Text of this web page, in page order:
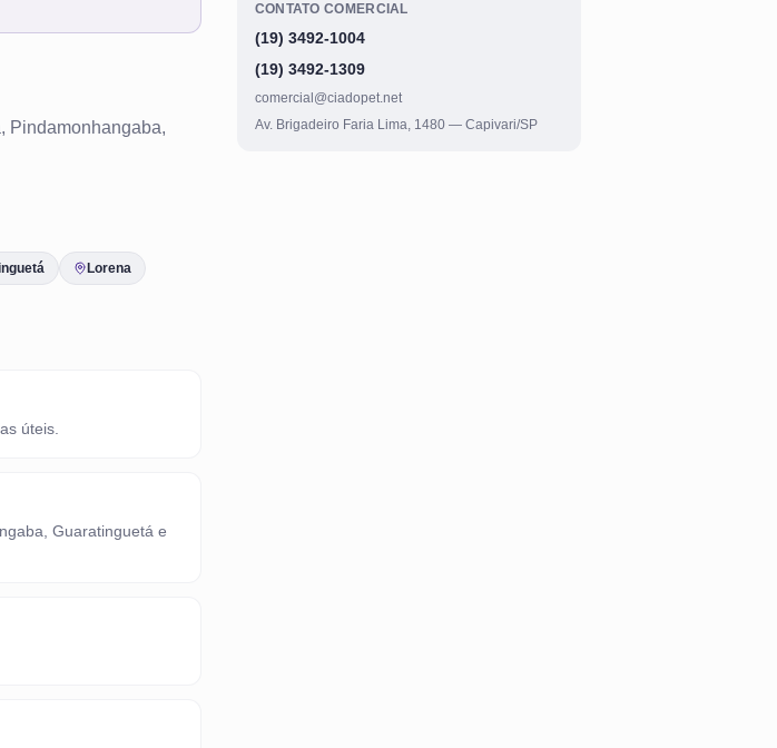
Pindamonhangaba,
Lorena
úteis.
Guaratinguetá e
CONTATO COMERCIAL
(19) 3492-1004
(19) 3492-1309
comercial@ciadopet.net
Av. Brigadeiro Faria Lima, 1480 — Capivari/SP